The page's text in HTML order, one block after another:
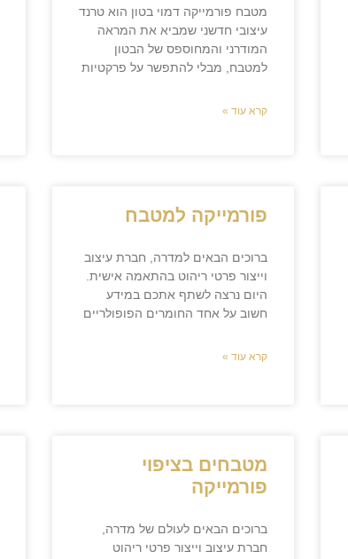
מטבח פורמייקה דמוי בטון הוא טרנד
עיצובי חדשני שמביא את המראה
המודרני והמחוספס של הבטון
למטבח, מבלי להתפשר על פרקטיות
קרא עוד »
פורמייקה למטבח
ברוכים הבאים למדרה, חברת עיצוב
וייצור פרטי ריהוט בהתאמה אישית.
היום נרצה לשתף אתכם במידע
חשוב על אחד החומרים הפופולריים
קרא עוד »
מטבחים בציפוי
פורמייקה
ברוכים הבאים לעולם של מדרה,
חברת עיצוב וייצור פרטי ריהוט